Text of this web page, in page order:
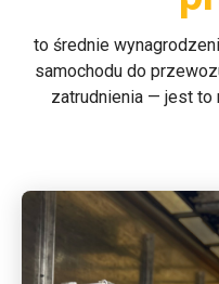
to średnie
samochodu do
zatrudnienia — jest to